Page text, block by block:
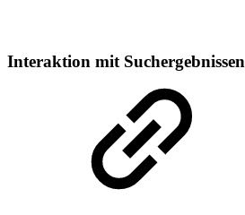
Interaktion mit Suchergebnissen